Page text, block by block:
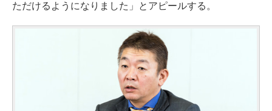
ただけるようになりました」とアピールする。